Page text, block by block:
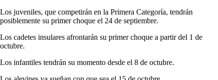
Los juveniles, que competirán en la Primera Categoría, tendrán
posiblemente su primer choque el 24 de septiembre.
Los cadetes insulares afrontarán su primer choque a partir del 1 de
octubre.
Los infantiles tendrán su momento desde el 8 de octubre.